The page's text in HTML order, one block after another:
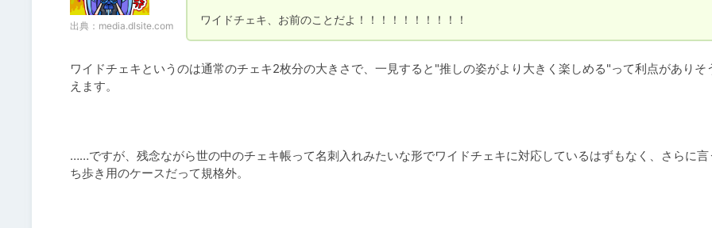
出典： media.dlsite.com ワイドチェキ、お前のことだよ！！！！！！！！！！
ワイドチェキというのは通常のチェキ2枚分の大きさで、一見すると"推しの姿がより大きく楽しめる"って利点がありそ
えます。
……ですが、残念ながら世の中のチェキ帳って名刺入れみたいな形でワイドチェキに対応しているはずもなく、さらに言
ち歩き用のケースだって規格外。